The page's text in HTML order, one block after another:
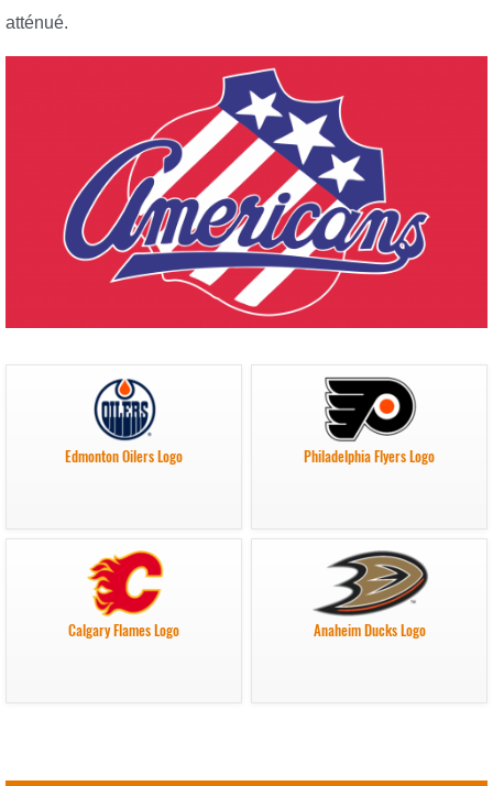
atténué.
Edmonton Oilers Logo Philadelphia Flyers Logo
Calgary Flames Logo Anaheim Ducks Logo